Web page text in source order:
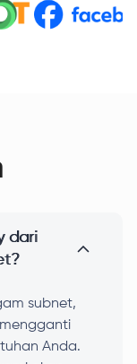
dari
subnet,
Anda.